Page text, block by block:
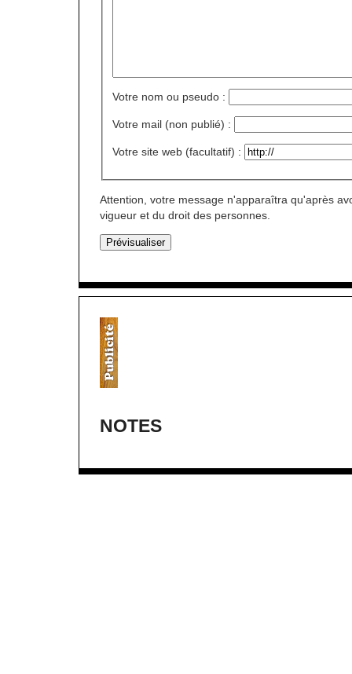
Votre nom ou pseudo :
Votre mail (non publié) :
Votre site web (facultatif) :
Attention, votre message n'apparaîtra qu'après
vigueur et du droit des personnes.
NOTES